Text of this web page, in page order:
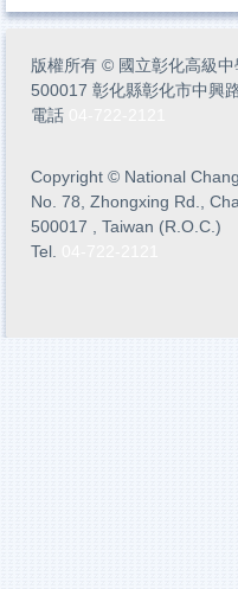
版權所有 © 國立彰化高級中
500017 彰化縣彰化市中興
電話
Copyright © National
No. 78, Zhongxing Rd.,
500017 , Taiwan (R.O.C.)
Tel.